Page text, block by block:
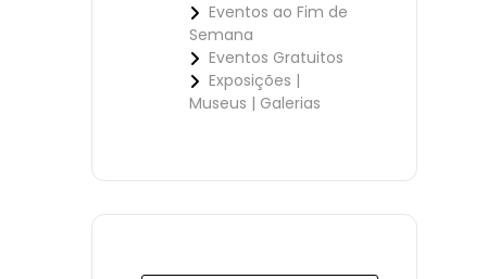
Eventos ao Fim de
Semana
Eventos Gratuitos
Exposições |
Museus | Galerias